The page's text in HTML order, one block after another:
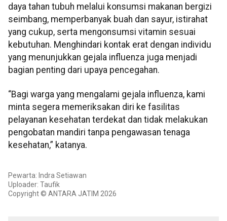
daya tahan tubuh melalui konsumsi makanan bergizi
seimbang, memperbanyak buah dan sayur, istirahat
yang cukup, serta mengonsumsi vitamin sesuai
kebutuhan. Menghindari kontak erat dengan individu
yang menunjukkan gejala influenza juga menjadi
bagian penting dari upaya pencegahan.
“Bagi warga yang mengalami gejala influenza, kami
minta segera memeriksakan diri ke fasilitas
pelayanan kesehatan terdekat dan tidak melakukan
pengobatan mandiri tanpa pengawasan tenaga
kesehatan,” katanya.
Pewarta: Indra Setiawan
Uploader: Taufik
Copyright © ANTARA JATIM 2026